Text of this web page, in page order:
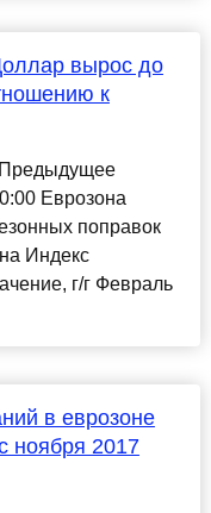
вырос до
к
Еврозона
поправок
Индекс
г/г Февраль
в еврозоне
ноября 2017